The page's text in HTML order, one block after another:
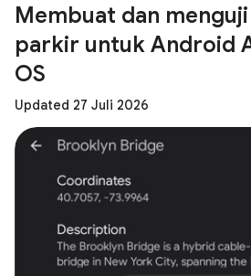
Membuat dan
parkir untuk Android
OS
Updated 27 Juli 2026